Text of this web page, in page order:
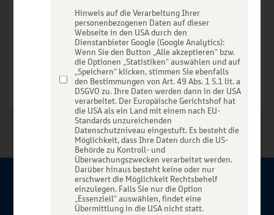
Zur Startseite
Über BBBank-Entertain
Hinweis auf die Verarbeitung Ihrer
personenbezogenen Daten auf dieser
Webseite in den USA durch den
Dienstanbieter Google (Google Analytics):
Wenn Sie den Button „Alle akzeptieren“ bzw.
die Optionen „Statistiken“ auswählen und auf
„Speichern“ klicken, stimmen Sie ebenfalls
den Bestimmungen von Art. 49 Abs. 1 S.1 lit. a
DSGVO zu. Ihre Daten werden dann in der USA
verarbeitet. Der Europäische Gerichtshof hat
die USA als ein Land mit einem nach EU-
Standards unzureichenden
Datenschutzniveau eingestuft. Es besteht die
Möglichkeit, dass Ihre Daten durch die US-
Behörde zu Kontroll- und
Überwachungszwecken verarbeitet werden.
Darüber hinaus besteht keine oder nur
erschwert die Möglichkeit Rechtsbehelf
einzulegen. Falls Sie nur die Option
„Essenziell“ auswählen, findet eine
Übermittlung in die USA nicht statt.